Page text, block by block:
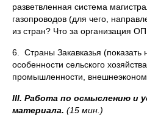
разветвленная система
газопроводов (для чего,
из стран? Что за организация
6. Страны Закавказья (показать
особенности сельского
промышленности,
III. Работа по осмыслению и
материала. (15 мин.)